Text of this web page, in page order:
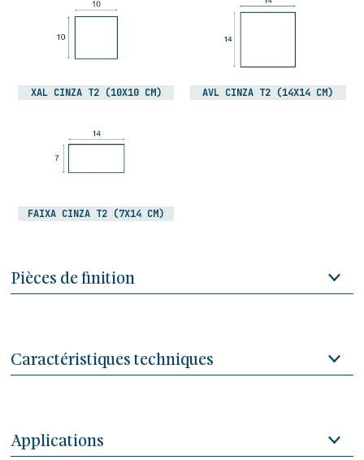
XAL CINZA T2 (10X10 CM) AVL CINZA T2 (14X14 CM)
FAIXA CINZA T2 (7X14 CM)
Pièces de finition
Caractéristiques techniques
Applications